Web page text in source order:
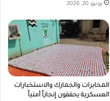
يونيو 20, 2026
المخابرات والجمارك والاستخبارات
العسكرية يحققون إنجازاً أمنياً